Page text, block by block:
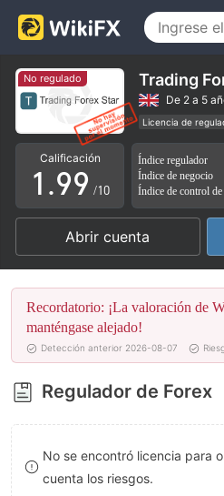
No regulado Trading
De 2 a 5
Licencia de
Zona de negocio
Calificación
0
1
2
3
4
5
6
7
8
9
.
5
6
7
8
9
5
6
7
8
9 /10
Índice regulador
Índice de negocio
Abrir cuenta
Recordatorio: ¡La valoración de
manténgase alejado!
Detección anterior 2026-08-07
Regulador de Forex
No se encontró licencia para
cuenta los riesgos.